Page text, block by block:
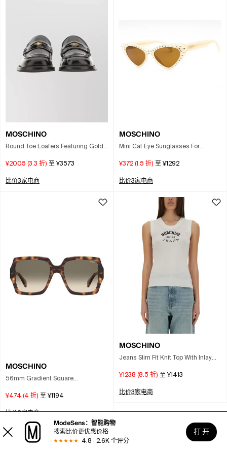
MOSCHINO
Round Toe Loafers Featuring Gold-
¥2005 (3.3 折) 至 ¥3573
比价3家电商
MOSCHINO
Mini Cat Eye Sunglasses For
¥372 (1.5 折) 至 ¥1292
比价3家电商
MOSCHINO
56mm Gradient Square
¥474 (4 折) 至 ¥1194
比价3家电商
MOSCHINO
Jeans Slim Fit Knit Top With Inlay
¥1238 (8.5 折) 至 ¥1413
比价3家电商
ModeSens：智能购物
搜索比价更优惠价格
4.8 · 2.6K 个评分
打 开